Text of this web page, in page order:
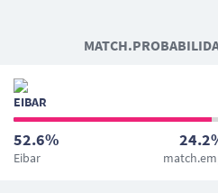
52.6%
Eibar